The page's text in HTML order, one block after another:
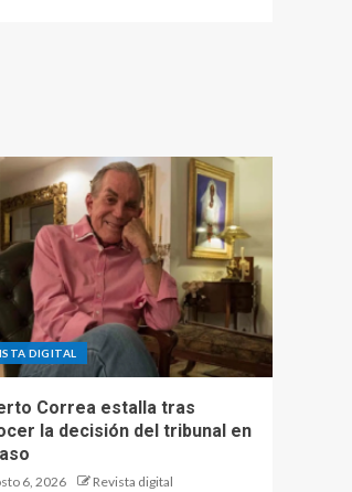
DIGITAL
Correa estalla tras
la decisión del tribunal en
6, 2026 Revista digital